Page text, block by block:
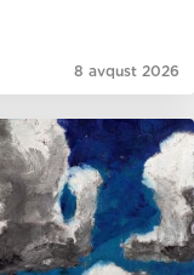
8 avqust 2026